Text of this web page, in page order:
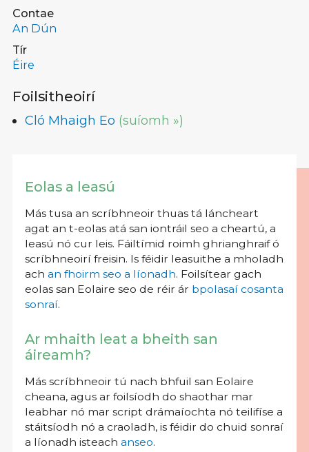
Contae
An Dún
Tír
Éire
Foilsitheoirí
Cló Mhaigh Eo (suíomh »)
Eolas a leasú
Más tusa an scríbhneoir thuas tá láncheart
agat an t-eolas atá san iontráil seo a cheartú, a
leasú nó cur leis. Fáiltímid roimh ghrianghraif ó
scríbhneoirí freisin. Is féidir leasuithe a mholadh
ach an fhoirm seo a líonadh. Foilsítear gach
eolas san Eolaire seo de réir ár bpolasaí cosanta
sonraí.
Ar mhaith leat a bheith san
áireamh?
Más scríbhneoir tú nach bhfuil san Eolaire
cheana, agus ar foilsíodh do shaothar mar
leabhar nó mar script drámaíochta nó teilifíse a
stáitsíodh nó a craoladh, is féidir do chuid sonraí
a líonadh isteach anseo.